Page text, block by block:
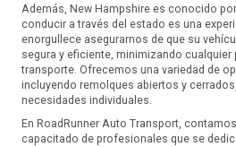
Además, New Hampshire es conocido
conducir a través del estado es una
enorgullece asegurarnos de que su
segura y eficiente, minimizando cualquier
transporte. Ofrecemos una variedad de
incluyendo remolques abiertos y
necesidades individuales.
En RoadRunner Auto Transport,
capacitado de profesionales que se